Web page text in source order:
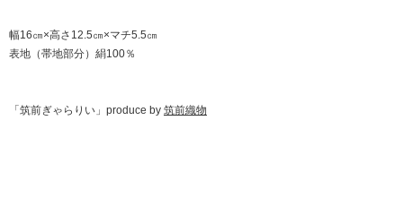
幅16㎝×高さ12.5㎝×マチ5.5㎝
表地（帯地部分）絹100％
「筑前ぎゃらりい」produce by 筑前織物